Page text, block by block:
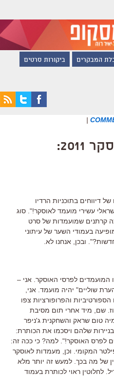
המבקרים ביקורות סרטים
|
המועמדויות לאוסקר 2011:
דיווחים בתוכניות הרדיו
עשירי מועמד לאוסקר!". סוג
כה קרתנים שמועמדות של סרט
בעמודי השער של עיתוני
ובכן, אנחנו לא.
בערך ב-15:30 יוכרזו המועמדים לפרסי האוסקר. אני –
שוליים" יהיה מועמד. אני,
והפרופורציות צפו
שם, מיד אחרי תום מסיבת
טום שראק והשחקנית ג'ניפר
שלהם ויסכמו את הכותרת:
לפרס האוסקר!". למה? כי ככה זה:
המקומי. וכן, מעמדות לאוסקר
של מה בכך. למעש זה יותר מלא
לחלוטין ראוי לכותרת בעמוד